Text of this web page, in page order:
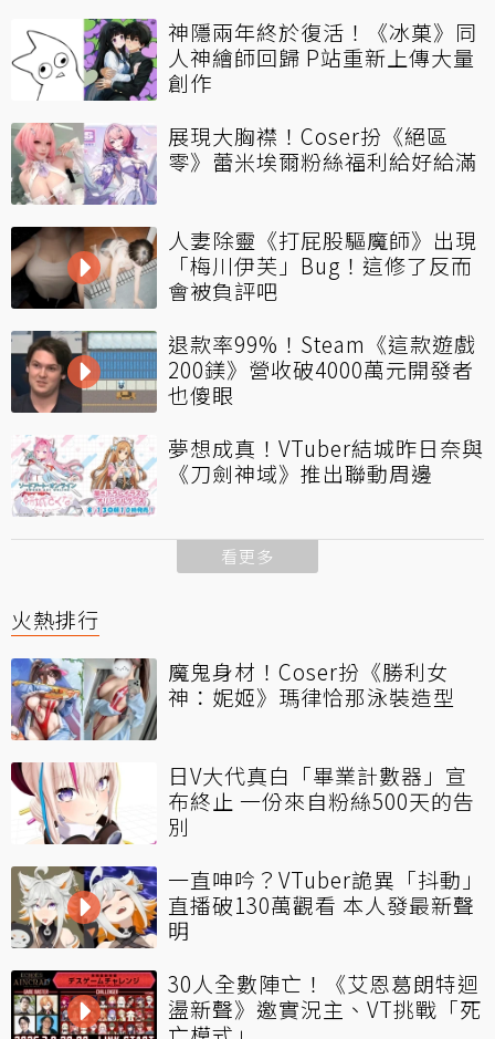
神隱兩年終於復活！《冰菓》同
人神繪師回歸 P站重新上傳大量
創作
展現大胸襟！Coser扮《絕區
零》蕾米埃爾粉絲福利給好給滿
人妻除靈《打屁股驅魔師》出現
「梅川伊芙」Bug！這修了反而
會被負評吧
退款率99%！Steam《這款遊戲
200鎂》營收破4000萬元開發者
也傻眼
夢想成真！VTuber結城昨日奈與
《刀劍神域》推出聯動周邊
看更多
火熱排行
魔鬼身材！Coser扮《勝利女
神：妮姬》瑪律恰那泳裝造型
日V大代真白「畢業計數器」宣
布終止 一份來自粉絲500天的告
別
一直呻吟？VTuber詭異「抖動」
直播破130萬觀看 本人發最新聲
明
30人全數陣亡！《艾恩葛朗特迴
盪新聲》邀實況主、VT挑戰「死